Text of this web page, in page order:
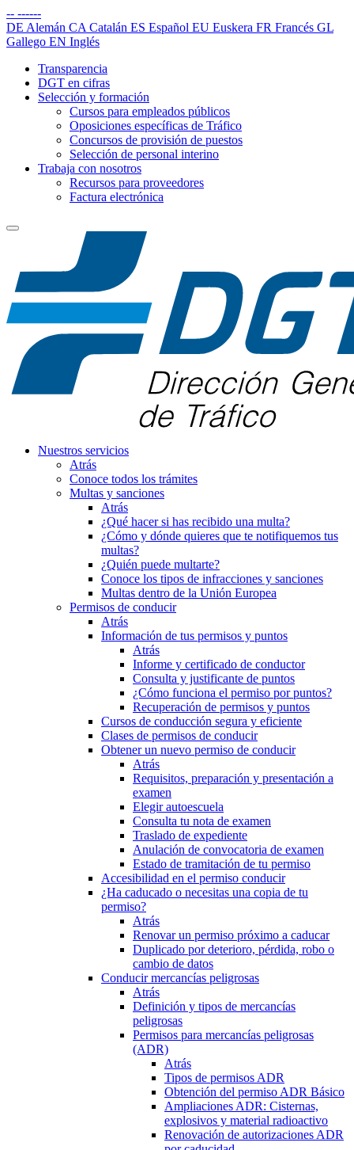
-- ------
DE Alemán CA Catalán ES Español EU Euskera FR Francés GL
Gallego EN Inglés
Transparencia
DGT en cifras
Selección y formación
Cursos para empleados públicos
Oposiciones específicas de Tráfico
Concursos de provisión de puestos
Selección de personal interino
Trabaja con nosotros
Recursos para proveedores
Factura electrónica
Nuestros servicios
Atrás
Conoce todos los trámites
Multas y sanciones
Atrás
¿Qué hacer si has recibido una multa?
¿Cómo y dónde quieres que te notifiquemos tus
multas?
¿Quién puede multarte?
Conoce los tipos de infracciones y sanciones
Multas dentro de la Unión Europea
Permisos de conducir
Atrás
Información de tus permisos y puntos
Atrás
Informe y certificado de conductor
Consulta y justificante de puntos
¿Cómo funciona el permiso por puntos?
Recuperación de permisos y puntos
Cursos de conducción segura y eficiente
Clases de permisos de conducir
Obtener un nuevo permiso de conducir
Atrás
Requisitos, preparación y presentación a
examen
Elegir autoescuela
Consulta tu nota de examen
Traslado de expediente
Anulación de convocatoria de examen
Estado de tramitación de tu permiso
Accesibilidad en el permiso conducir
¿Ha caducado o necesitas una copia de tu
permiso?
Atrás
Renovar un permiso próximo a caducar
Duplicado por deterioro, pérdida, robo o
cambio de datos
Conducir mercancías peligrosas
Atrás
Definición y tipos de mercancías
peligrosas
Permisos para mercancías peligrosas
(ADR)
Atrás
Tipos de permisos ADR
Obtención del permiso ADR Básico
Ampliaciones ADR: Cisternas,
explosivos y material radioactivo
Renovación de autorizaciones ADR